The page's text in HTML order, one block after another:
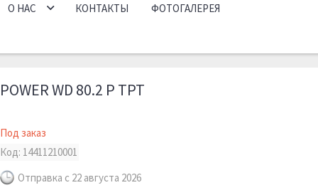
О НАС КОНТАКТЫ ФОТОГАЛЕРЕЯ
POWER WD 80.2 P TPT
Под заказ
Код: 14411210001
Отправка с 22 августа 2026